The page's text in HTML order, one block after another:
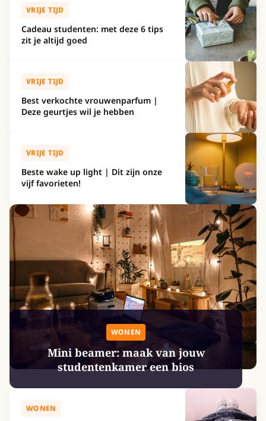
VRIJE TIJD
Cadeau studenten: met deze 6 tips
zit je altijd goed
VRIJE TIJD
Best verkochte vrouwenparfum |
Deze geurtjes wil je hebben
VRIJE TIJD
Beste wake up light | Dit zijn onze
vijf favorieten!
WONEN
Mini beamer: maak van jouw
studentenkamer een bios
WONEN